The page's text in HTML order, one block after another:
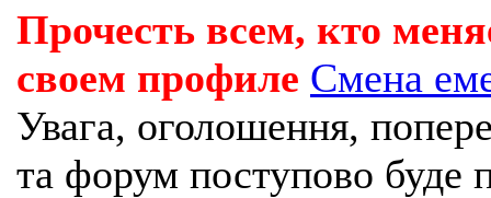
Прочесть всем, кто
своем профиле Смена
Увага, оголошення,
та форум поступово буде